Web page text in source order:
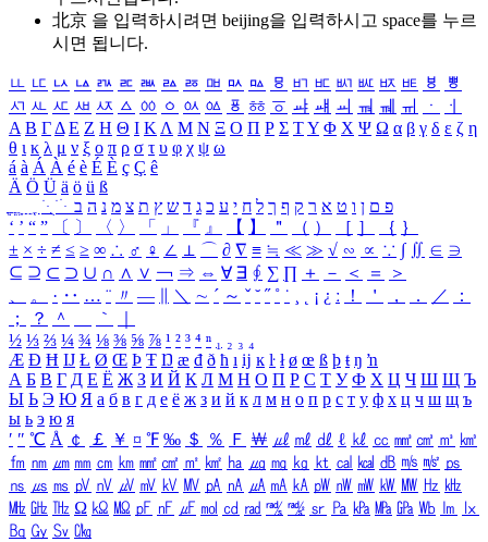
北京 을 입력하시려면 beijing을 입력하시고 space를 누르
시면 됩니다.
ㅥ ㅦ ㅧ ㅨ ㅩ ㅪ ㅫ ㅬ ㅭ ㅮ ㅯ ㅰ ㅱ ㅲ ㅳ ㅴ ㅵ ㅶ ㅷ ㅸ
ㅹ
ㅺ ㅻ ㅼ ㅽ ㅾ ㅿ ㆀ ㆁ ㆂ ㆃ ㆄ ㆅ ㆆ ㆇ ㆈ ㆉ ㆊ ㆋ ㆌ ㆍ
ㆎ
Α Β ΓΔ Ε Ζ Η Θ Ι ΚΛ Μ Ν Ξ Ο Π Ρ Σ ΤΥ Φ Χ Ψ Ω α β γ δ ε ζ η
θ ι κ λ μ ν ξ ο π ρ σ τ υ φ χ ψ ω
á à Á À é è É È ç Ç ê
Ä Ö Ü ä ö ü ß
ִֶֹ ֻּ ׁׂ פ ם ן ו ט א ר ק ף ך ל ח י ע כ ג ד ש ץ ת צ מ נ ה ב
‘ ’ “ ” 〔 〕 〈 〉 「 」 『 』 【 】 ＂ （ ） ［ ］ ｛ ｝
± × ÷ ≠ ≤ ≥ ∞ ∴ ♂ ♀ ∠ ⊥ ⌒ ∂ ∇ ≡ ≒ ≪ ≫ √ ∽ ∝ ∵ ∫ ∬ ∈ ∋
⊆ ⊇ ⊂ ⊃ ∪ ∩ ∧ ∨ ￢ ⇒ ⇔ ∀ ∃ ∮ ∑ ∏ ＋ － ＜ ＝
＞
、
。 · ‥ … ¨ 〃 ― ＼ ∼ ´ ～ ˇ ˘ ˝ ˚ ˙ ¸ ¡ ¿ ː ！ ＇ ， ． ／
：
；
？ ＾ ｀
½ ⅓ ⅔ ¼ ¾ ⅛ ⅜ ⅝ ⅞ ¹ ² ³ ⁴ ⁿ ₁ ₂ ₃ ₄
Æ Ð Ħ Ĳ Ł Ø Œ Þ Ŧ Ŋ æ đ ð ħ ı ĳ ĸ ŀ ł ø œ ß þ ŧ ŋ ŉ
А Б В Г Д Е Ё Ж З И Й К Л М Н О П Р С Т У Ф Х Ц Ч Ш Щ Ъ
Ы Ь Э Ю Я а б в г д е ё ж з и й к л м н о п р с т у ф х ц ч ш щ ъ
ы ь э ю я
′ ″ ℃ Å ￠ ￡ ￥ ¤ ℉ ‰ ＄ ％ Ｆ ￦ ㎕ ㎖ ㎗ ℓ ㎘ ㏄ ㎣ ㎤ ㎥ ㎦
㎙ ㎚ ㎛ ㎜ ㎝ ㎞ ㎟ ㎠ ㎡ ㎢ ㏊ ㎍ ㎎ ㎏ ㏏ ㎈ ㎉ ㏈ ㎧ ㎨ ㎰
㎱ ㎲ ㎳ ㎴ ㎵ ㎶ ㎷ ㎸ ㎹ ㎀ ㎁ ㎂ ㎃ ㎄ ㎺ ㎻ ㎽ ㎾ ㎿ ㎐ ㎑
㎒ ㎓ ㎔ Ω ㏀ ㏁ ㎊ ㎋ ㎌ ㏖ ㏅ ㎭ ㎮ ㎯ ㏛ ㎩ ㎪ ㎫ ㎬ ㏝ ㏐
㏓
㏃ ㏉ ㏜ ㏆